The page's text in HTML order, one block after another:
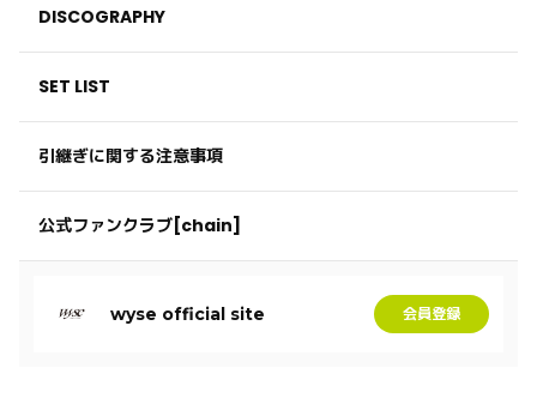
DISCOGRAPHY
SET LIST
引継ぎに関する注意事項
公式ファンクラブ[chain]
wyse official site 会員登録